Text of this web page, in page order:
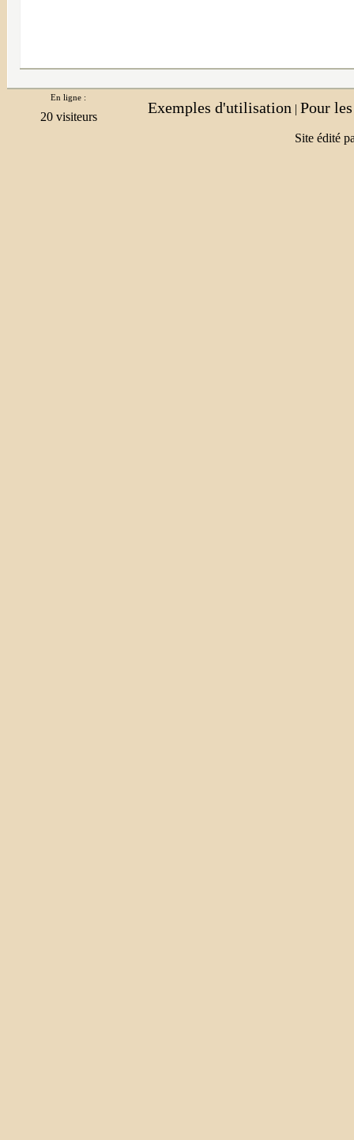
En ligne :
Exemples d'utilisation | Pour
Site édité